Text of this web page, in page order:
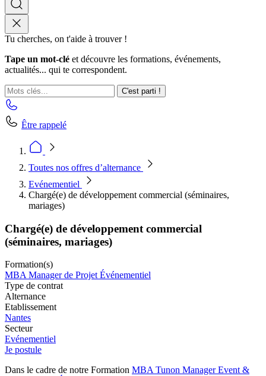
Tu cherches, on t'aide à trouver !
Tape un mot-clé et découvre les formations, événements,
actualités... qui te correspondent.
C'est parti !
Être rappelé
Toutes nos offres d’alternance
Evénementiel
Chargé(e) de développement commercial (séminaires,
mariages)
Chargé(e) de développement commercial
(séminaires, mariages)
Formation(s)
MBA Manager de Projet Événementiel
Type de contrat
Alternance
Etablissement
Nantes
Secteur
Evénementiel
Je postule
Dans le cadre de notre Formation MBA Tunon Manager Event &